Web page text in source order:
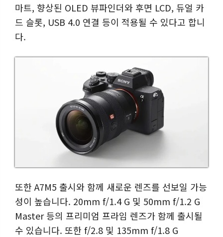
마트, 향상된 OLED 뷰파인더와 후면 LCD, 듀얼 카
드 슬롯, USB 4.0 연결 등이 적용될 수 있다고 합니
다.
또한 A7M5 출시와 함께 새로운 렌즈를 선보일 가능
성이 높습니다. 20mm f/1.4 G 및 50mm f/1.2 G
Master 등의 프리미엄 프라임 렌즈가 함께 출시될
수 있습니다. 또한 f/2.8 및 135mm f/1.8 G